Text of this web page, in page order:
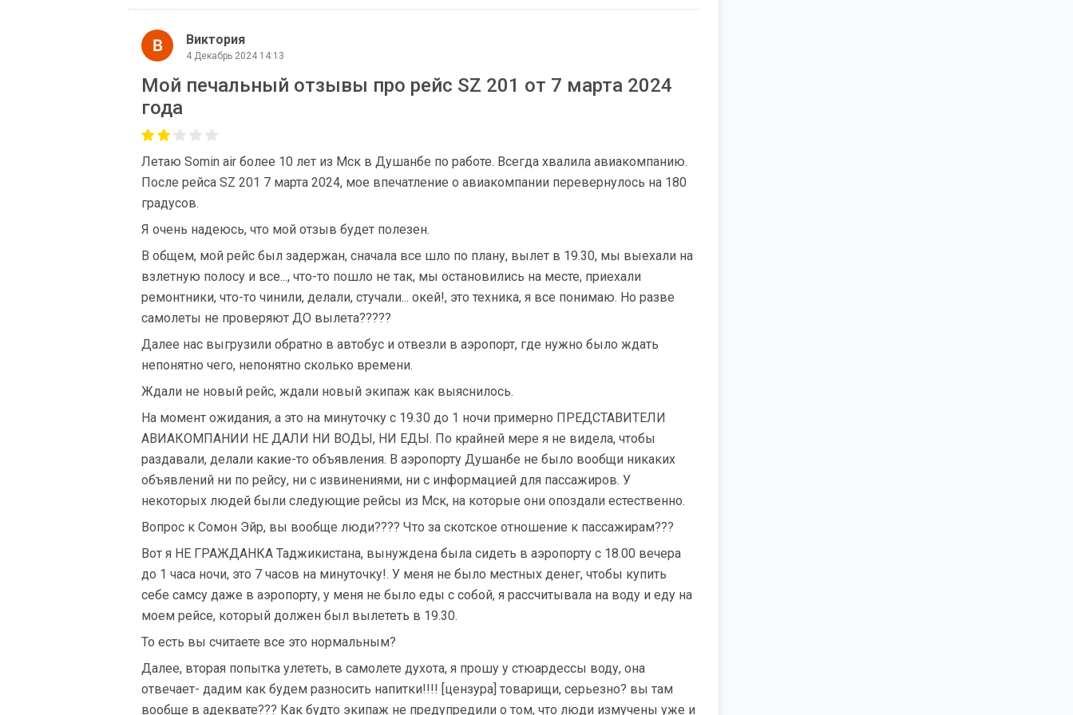
Виктория
4 Декабрь 2024 14:13
Мой печальный отзывы про рейс SZ 201 от 7 марта 2024
года
Летаю Somin air более 10 лет из Мск в Душанбе по работе. Всегда хвалила авиакомпанию.
После рейса SZ 201 7 марта 2024, мое впечатление о авиакомпании перевернулось на 180
градусов.
Я очень надеюсь, что мой отзыв будет полезен.
В общем, мой рейс был задержан, сначала все шло по плану, вылет в 19.30, мы выехали на
взлетную полосу и все..., что-то пошло не так, мы остановились на месте, приехали
ремонтники, что-то чинили, делали, стучали... окей!, это техника, я все понимаю. Но разве
самолеты не проверяют ДО вылета?????
Далее нас выгрузили обратно в автобус и отвезли в аэропорт, где нужно было ждать
непонятно чего, непонятно сколько времени.
Ждали не новый рейс, ждали новый экипаж как выяснилось.
На момент ожидания, а это на минуточку с 19.30 до 1 ночи примерно ПРЕДСТАВИТЕЛИ
АВИАКОМПАНИИ НЕ ДАЛИ НИ ВОДЫ, НИ ЕДЫ. По крайней мере я не видела, чтобы
раздавали, делали какие-то объявления. В аэропорту Душанбе не было вообщи никаких
объявлений ни по рейсу, ни с извинениями, ни с информацией для пассажиров. У
некоторых людей были следующие рейсы из Мск, на которые они опоздали естественно.
Вопрос к Сомон Эйр, вы вообще люди???? Что за скотское отношение к пассажирам???
Вот я НЕ ГРАЖДАНКА Таджикистана, вынуждена была сидеть в аэропорту с 18.00 вечера
до 1 часа ночи, это 7 часов на минуточку!. У меня не было местных денег, чтобы купить
себе самсу даже в аэропорту, у меня не было еды с собой, я рассчитывала на воду и еду на
моем рейсе, который должен был вылететь в 19.30.
То есть вы считаете все это нормальным?
Далее, вторая попытка улететь, в самолете духота, я прошу у стюардессы воду, она
отвечает- дадим как будем разносить напитки!!!! [цензура] товарищи, серьезно? вы там
вообще в адеквате??? Как будто экипаж не предупредили о том, что люди измучены уже и